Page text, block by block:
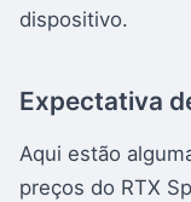
dispositivo.
Expectativa
Aqui estão
preços do RTX